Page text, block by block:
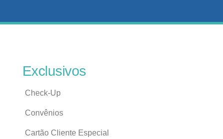
Exclusivos
Check-Up
Convênios
Cartão Cliente Especial